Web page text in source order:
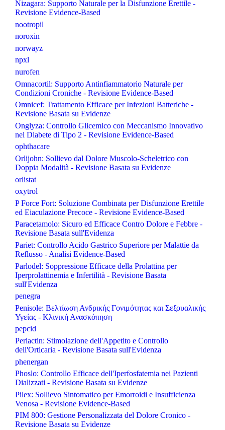
Nizagara: Supporto Naturale per la Disfunzione Erettile -
Revisione Evidence-Based
nootropil
noroxin
norwayz
npxl
nurofen
Omnacortil: Supporto Antinfiammatorio Naturale per
Condizioni Croniche - Revisione Evidence-Based
Omnicef: Trattamento Efficace per Infezioni Batteriche -
Revisione Basata su Evidenze
Onglyza: Controllo Glicemico con Meccanismo Innovativo
nel Diabete di Tipo 2 - Revisione Evidence-Based
ophthacare
Orlijohn: Sollievo dal Dolore Muscolo-Scheletrico con
Doppia Modalità - Revisione Basata su Evidenze
orlistat
oxytrol
P Force Fort: Soluzione Combinata per Disfunzione Erettile
ed Eiaculazione Precoce - Revisione Evidence-Based
Paracetamolo: Sicuro ed Efficace Contro Dolore e Febbre -
Revisione Basata sull'Evidenza
Pariet: Controllo Acido Gastrico Superiore per Malattie da
Reflusso - Analisi Evidence-Based
Parlodel: Soppressione Efficace della Prolattina per
Iperprolattinemia e Infertilità - Revisione Basata
sull'Evidenza
penegra
Penisole: Βελτίωση Ανδρικής Γονιμότητας και Σεξουαλικής
Υγείας - Κλινική Ανασκόπηση
pepcid
Periactin: Stimolazione dell'Appetito e Controllo
dell'Orticaria - Revisione Basata sull'Evidenza
phenergan
Phoslo: Controllo Efficace dell'Iperfosfatemia nei Pazienti
Dializzati - Revisione Basata su Evidenze
Pilex: Sollievo Sintomatico per Emorroidi e Insufficienza
Venosa - Revisione Evidence-Based
PIM 800: Gestione Personalizzata del Dolore Cronico -
Revisione Basata su Evidenze